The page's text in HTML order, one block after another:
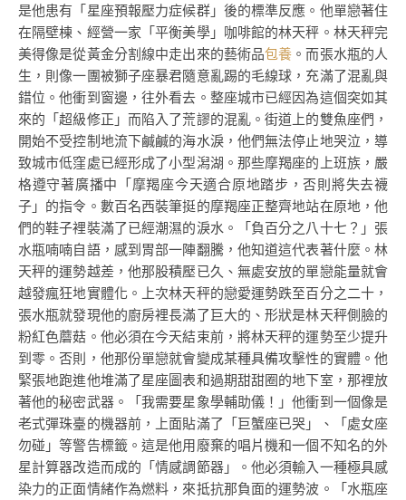
是他患有「星座預報壓力症候群」後的標準反應。他單戀著住
在隔壁棟、經營一家「平衡美學」咖啡館的林天秤。林天秤完
美得像是從黃金分割線中走出來的藝術品包養 。而張水瓶的人
生，則像一團被獅子座暴君隨意亂踢的毛線球，充滿了混亂與
錯位。他衝到窗邊，往外看去。整座城市已經因為這個突如其
來的「超級修正」而陷入了荒謬的混亂。街道上的雙魚座們，
開始不受控制地流下鹹鹹的海水淚，他們無法停止地哭泣，導
致城市低窪處已經形成了小型潟湖。那些摩羯座的上班族，嚴
格遵守著廣播中「摩羯座今天適合原地踏步，否則將失去襪
子」的指令。數百名西裝筆挺的摩羯座正整齊地站在原地，他
們的鞋子裡裝滿了已經潮濕的淚水。「負百分之八十七？」張
水瓶喃喃自語，感到胃部一陣翻騰，他知道這代表著什麼。林
天秤的運勢越差，他那股積壓已久、無處安放的單戀能量就會
越發瘋狂地實體化。上次林天秤的戀愛運勢跌至百分之二十，
張水瓶就發現他的廚房裡長滿了巨大的、形狀是林天秤側臉的
粉紅色蘑菇。他必須在今天結束前，將林天秤的運勢至少提升
到零。否則，他那份單戀就會變成某種具備攻擊性的實體。他
緊張地跑進他堆滿了星座圖表和過期甜甜圈的地下室，那裡放
著他的秘密武器。「我需要星象學輔助儀！」他衝到一個像是
老式彈珠臺的機器前，上面貼滿了「巨蟹座已哭」、「處女座
勿碰」等警告標籤。這是他用廢棄的唱片機和一個不知名的外
星計算器改造而成的「情感調節器」。他必須輸入一種極具感
染力的正面情緒作為燃料，來抵抗那負面的運勢波。「水瓶座